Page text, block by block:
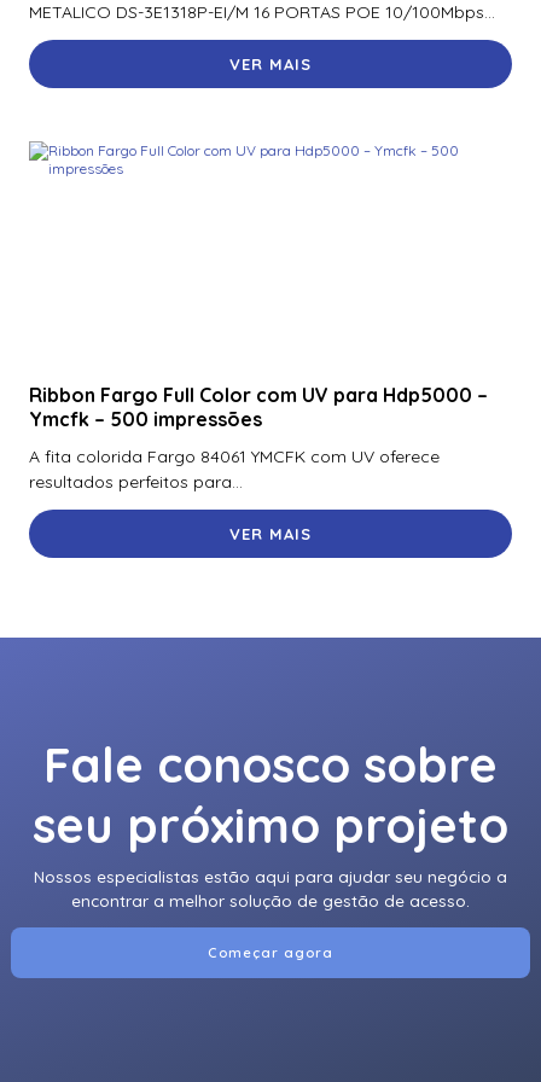
900Ntnnek00000 | Assa Abloy | Leitor de Proximidade HId
Iclass se R10 900Ntnnek00000
900Pbnnek20000 | Assa Abloy | Leitor De Proximidade
900Pmntekma003 | Assa Abloy | Leitor De Proximidade
R40
R40
920Nsnnek20000 | Assa Abloy | Leitor De Proximidade
R40
Rp40
Rp40
Rk40
921Nmnnekma002 | Assa Abloy | Leitor De Proximidade
METALICO DS-3E1318P-EI/M 16 PORTAS POE 10/100Mbps...
VER MAIS
Ribbon Fargo Full Color com UV para Hdp5000 –
Ymcfk – 500 impressões
A fita colorida Fargo 84061 YMCFK com UV oferece
resultados perfeitos para...
VER MAIS
Fale conosco sobre
seu próximo projeto
Nossos especialistas estão aqui para ajudar seu negócio a
encontrar a melhor solução de gestão de acesso.
Começar agora